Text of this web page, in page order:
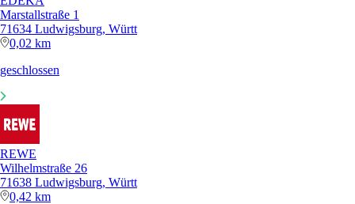
Marstallstraße 1
71634 Ludwigsburg, Württ
0,02 km
geschlossen
REWE
Wilhelmstraße 26
71638 Ludwigsburg, Württ
0,42 km